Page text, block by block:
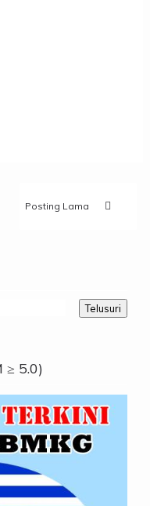
Posting Lama
≥ 5.0)